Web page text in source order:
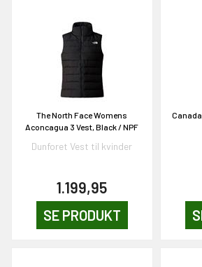
The North Face Womens
Aconcagua 3 Vest, Black / NPF
Dunforet Vest til kvinder
1.199,95
SE PRODUKT
PÅ
om et gavekort på
om måneden